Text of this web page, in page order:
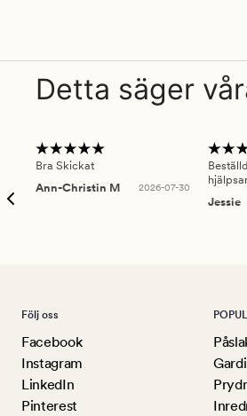
Detta säger
Bra Skickat
Ann-Christin M
2026-07-30
Jessie
Följ oss
Facebook
Instagram
LinkedIn
Pinterest